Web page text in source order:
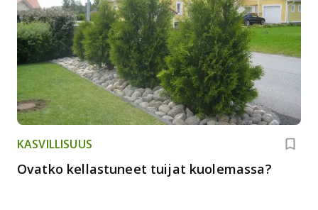
KASVILLISUUS
Ovatko kellastuneet tuijat kuolemassa?